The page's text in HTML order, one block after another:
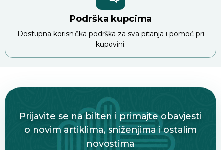
Podrška kupcima
Dostupna korisnička podrška za sva pitanja i pomoć pri
kupovini.
Prijavite se na bilten i primajte obavjesti
o novim artiklima, sniženjima i ostalim
novostima